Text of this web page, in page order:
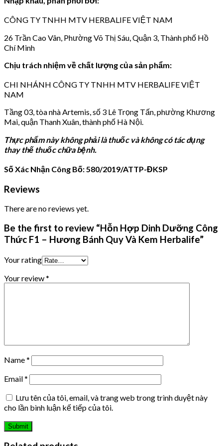
CÔNG TY TNHH MTV HERBALIFE VIỆT NAM
26 Trần Cao Vân, Phường Võ Thị Sáu, Quận 3, Thành phố Hồ
Chí Minh
Chịu trách nhiệm về chất lượng của sản phẩm:
CHI NHÁNH CÔNG TY TNHH MTV HERBALIFE VIỆT
NAM
Tầng 03, tòa nhà Artemis, số 3 Lê Trọng Tấn, phường Khương
Mai, quận Thanh Xuân, thành phố Hà Nội.
Thực phẩm này không phải là thuốc và không có tác dụng
thay thế thuốc chữa bệnh.
Số Xác Nhận Công Bố: 580/2019/ATTP-ĐKSP
Reviews
There are no reviews yet.
Be the first to review “Hỗn Hợp Dinh Dưỡng Công
Thức F1 – Hương Bánh Quy Và Kem Herbalife”
Your rating
Your review*
Name*
Email*
Lưu tên của tôi, email, và trang web trong trình duyệt này
cho lần bình luận kế tiếp của tôi.